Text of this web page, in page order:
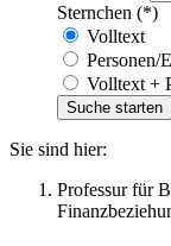
Sternchen (*)
Volltext
Personen/
Volltext +
Sie sind hier:
Professur für